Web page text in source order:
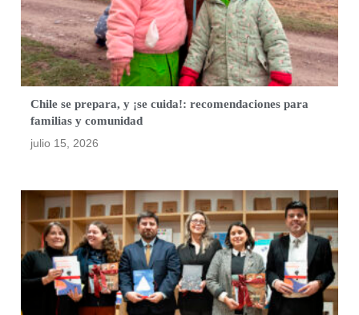
Chile se prepara, y ¡se cuida!: recomendaciones para
familias y comunidad
julio 15, 2026